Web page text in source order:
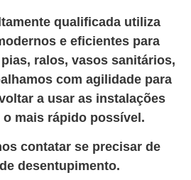
qualificada utiliza
e eficientes para
ralos, vasos sanitários,
com agilidade para
a usar as instalações
o mais rápido possível.
contatar se precisar de
desentupimento.